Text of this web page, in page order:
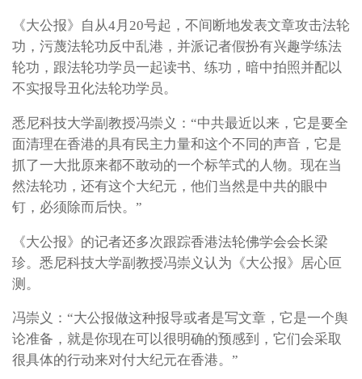
《大公报》自从4月20号起，不间断地发表文章攻击法轮
功，污蔑法轮功反中乱港，并派记者假扮有兴趣学练法
轮功，跟法轮功学员一起读书、练功，暗中拍照并配以
不实报导丑化法轮功学员。
悉尼科技大学副教授冯崇义：“中共最近以来，它是要全
面清理在香港的具有民主力量和这个不同的声音，它是
抓了一大批原来都不敢动的一个标竿式的人物。现在当
然法轮功，还有这个大纪元，他们当然是中共的眼中
钉，必须除而后快。”
《大公报》的记者还多次跟踪香港法轮佛学会会长梁
珍。悉尼科技大学副教授冯崇义认为《大公报》居心叵
测。
冯崇义：“大公报做这种报导或者是写文章，它是一个舆
论准备，就是你现在可以很明确的预感到，它们会采取
很具体的行动来对付大纪元在香港。”